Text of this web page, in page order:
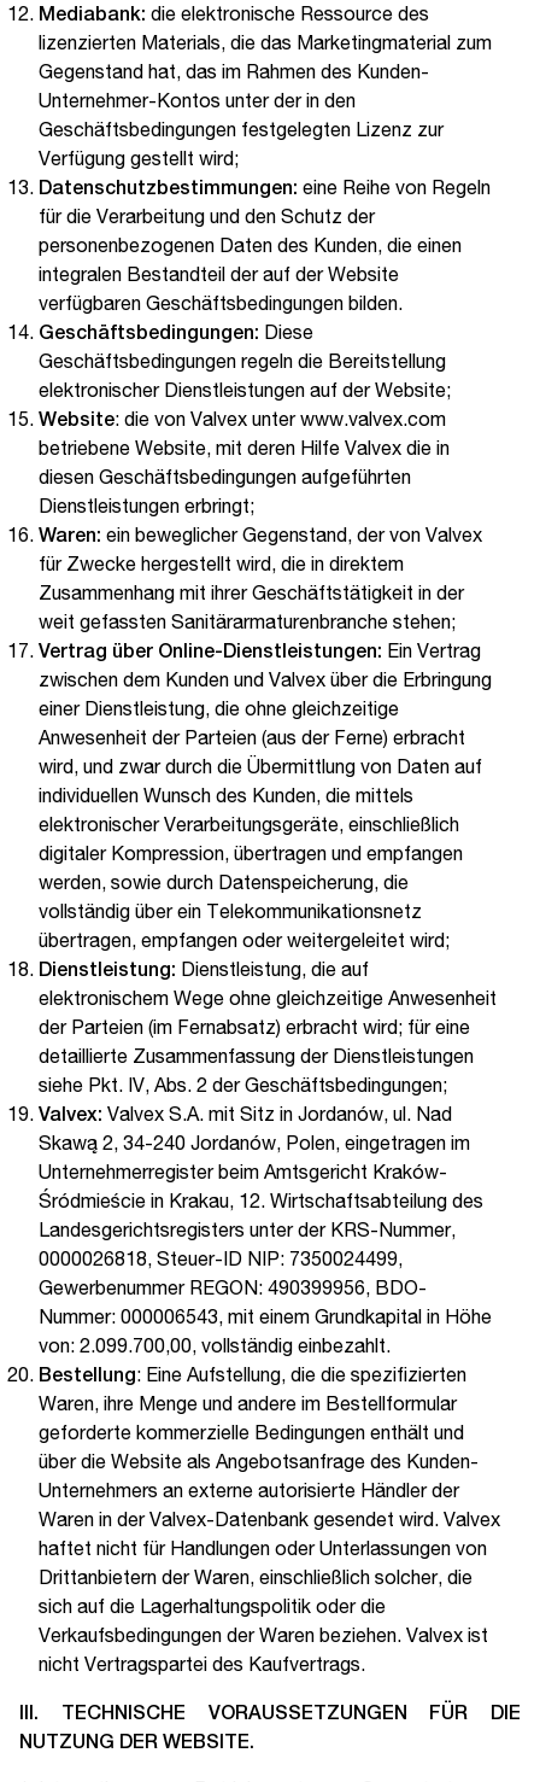
Mediabank: die elektronische Ressource des
lizenzierten Materials, die das Marketingmaterial zum
Gegenstand hat, das im Rahmen des Kunden-
Unternehmer-Kontos unter der in den
Geschäftsbedingungen festgelegten Lizenz zur
Verfügung gestellt wird;
Datenschutzbestimmungen: eine Reihe von Regeln
für die Verarbeitung und den Schutz der
personenbezogenen Daten des Kunden, die einen
integralen Bestandteil der auf der Website
verfügbaren Geschäftsbedingungen bilden.
Geschäftsbedingungen: Diese
Geschäftsbedingungen regeln die Bereitstellung
elektronischer Dienstleistungen auf der Website;
Website: die von Valvex unter www.valvex.com
betriebene Website, mit deren Hilfe Valvex die in
diesen Geschäftsbedingungen aufgeführten
Dienstleistungen erbringt;
Waren: ein beweglicher Gegenstand, der von Valvex
für Zwecke hergestellt wird, die in direktem
Zusammenhang mit ihrer Geschäftstätigkeit in der
weit gefassten Sanitärarmaturenbranche stehen;
Vertrag über Online-Dienstleistungen: Ein Vertrag
zwischen dem Kunden und Valvex über die Erbringung
einer Dienstleistung, die ohne gleichzeitige
Anwesenheit der Parteien (aus der Ferne) erbracht
wird, und zwar durch die Übermittlung von Daten auf
individuellen Wunsch des Kunden, die mittels
elektronischer Verarbeitungsgeräte, einschließlich
digitaler Kompression, übertragen und empfangen
werden, sowie durch Datenspeicherung, die
vollständig über ein Telekommunikationsnetz
übertragen, empfangen oder weitergeleitet wird;
Dienstleistung: Dienstleistung, die auf
elektronischem Wege ohne gleichzeitige Anwesenheit
der Parteien (im Fernabsatz) erbracht wird; für eine
detaillierte Zusammenfassung der Dienstleistungen
siehe Pkt. IV, Abs. 2 der Geschäftsbedingungen;
Valvex: Valvex S.A. mit Sitz in Jordanów, ul. Nad
Skawą 2, 34-240 Jordanów, Polen, eingetragen im
Unternehmerregister beim Amtsgericht Kraków-
Śródmieście in Krakau, 12. Wirtschaftsabteilung des
Landesgerichtsregisters unter der KRS-Nummer,
0000026818, Steuer-ID NIP: 7350024499,
Gewerbenummer REGON: 490399956, BDO-
Nummer: 000006543, mit einem Grundkapital in Höhe
von: 2.099.700,00, vollständig einbezahlt.
Bestellung: Eine Aufstellung, die die spezifizierten
Waren, ihre Menge und andere im Bestellformular
geforderte kommerzielle Bedingungen enthält und
über die Website als Angebotsanfrage des Kunden-
Unternehmers an externe autorisierte Händler der
Waren in der Valvex-Datenbank gesendet wird. Valvex
haftet nicht für Handlungen oder Unterlassungen von
Drittanbietern der Waren, einschließlich solcher, die
sich auf die Lagerhaltungspolitik oder die
Verkaufsbedingungen der Waren beziehen. Valvex ist
nicht Vertragspartei des Kaufvertrags.
III.
TECHNISCHE VORAUSSETZUNGEN FÜR DIE
NUTZUNG DER WEBSITE.